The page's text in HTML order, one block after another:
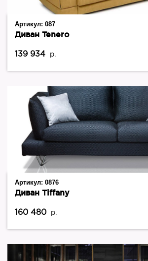
Артикул: 087
Диван Tenero
139 934 р.
Артикул: 0876
Диван Tiffany
160 480 р.